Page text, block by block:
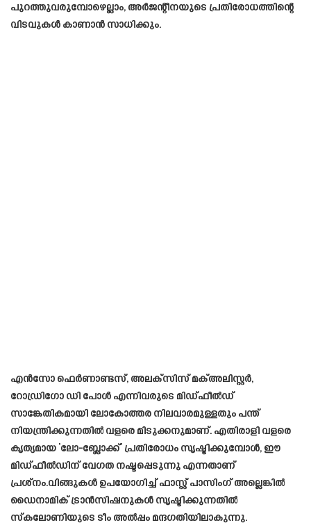
പുറത്തുവരുമ്പോഴെല്ലാം, അർജന്റീനയുടെ പ്രതിരോധത്തിന്റെ
വിടവുകൾ കാണാൻ സാധിക്കും.
എൻസോ ഫെർണാണ്ടസ്, അലക്‌സിസ് മക്അലിസ്റ്റർ,
റോഡ്രിഗോ ഡി പോൾ എന്നിവരുടെ മിഡ്‌ഫീൽഡ്
സാങ്കേതികമായി ലോകോത്തര നിലവാരമുള്ളതും പന്ത്
നിയന്ത്രിക്കുന്നതിൽ വളരെ മിടുക്കനുമാണ്. എതിരാളി വളരെ
കൃത്യമായ ‘ലോ-ബ്ലോക്ക്’ പ്രതിരോധം സൃഷ്ടിക്കുമ്പോൾ, ഈ
മിഡ്‌ഫീൽഡിന് വേഗത നഷ്ടപ്പെടുന്നു എന്നതാണ്
പ്രശ്നം.വിങ്ങുകൾ ഉപയോഗിച്ച് ഫാസ്റ്റ് പാസിംഗ് അല്ലെങ്കിൽ
ഡൈനാമിക് ട്രാൻസിഷനുകൾ സൃഷ്ടിക്കുന്നതിൽ
സ്കലോണിയുടെ ടീം അൽപ്പം മന്ദഗതിയിലാകുന്നു.